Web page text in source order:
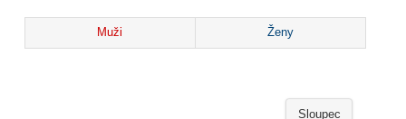
Muži Ženy
Sloupec